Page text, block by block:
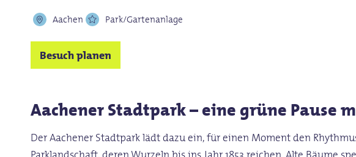
Aachen Park/Gartenanlage
Besuch planen
Aachener Stadtpark – eine grüne Pause
Der Aachener Stadtpark lädt dazu ein, für einen Moment den